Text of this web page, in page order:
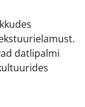
datlipalmi